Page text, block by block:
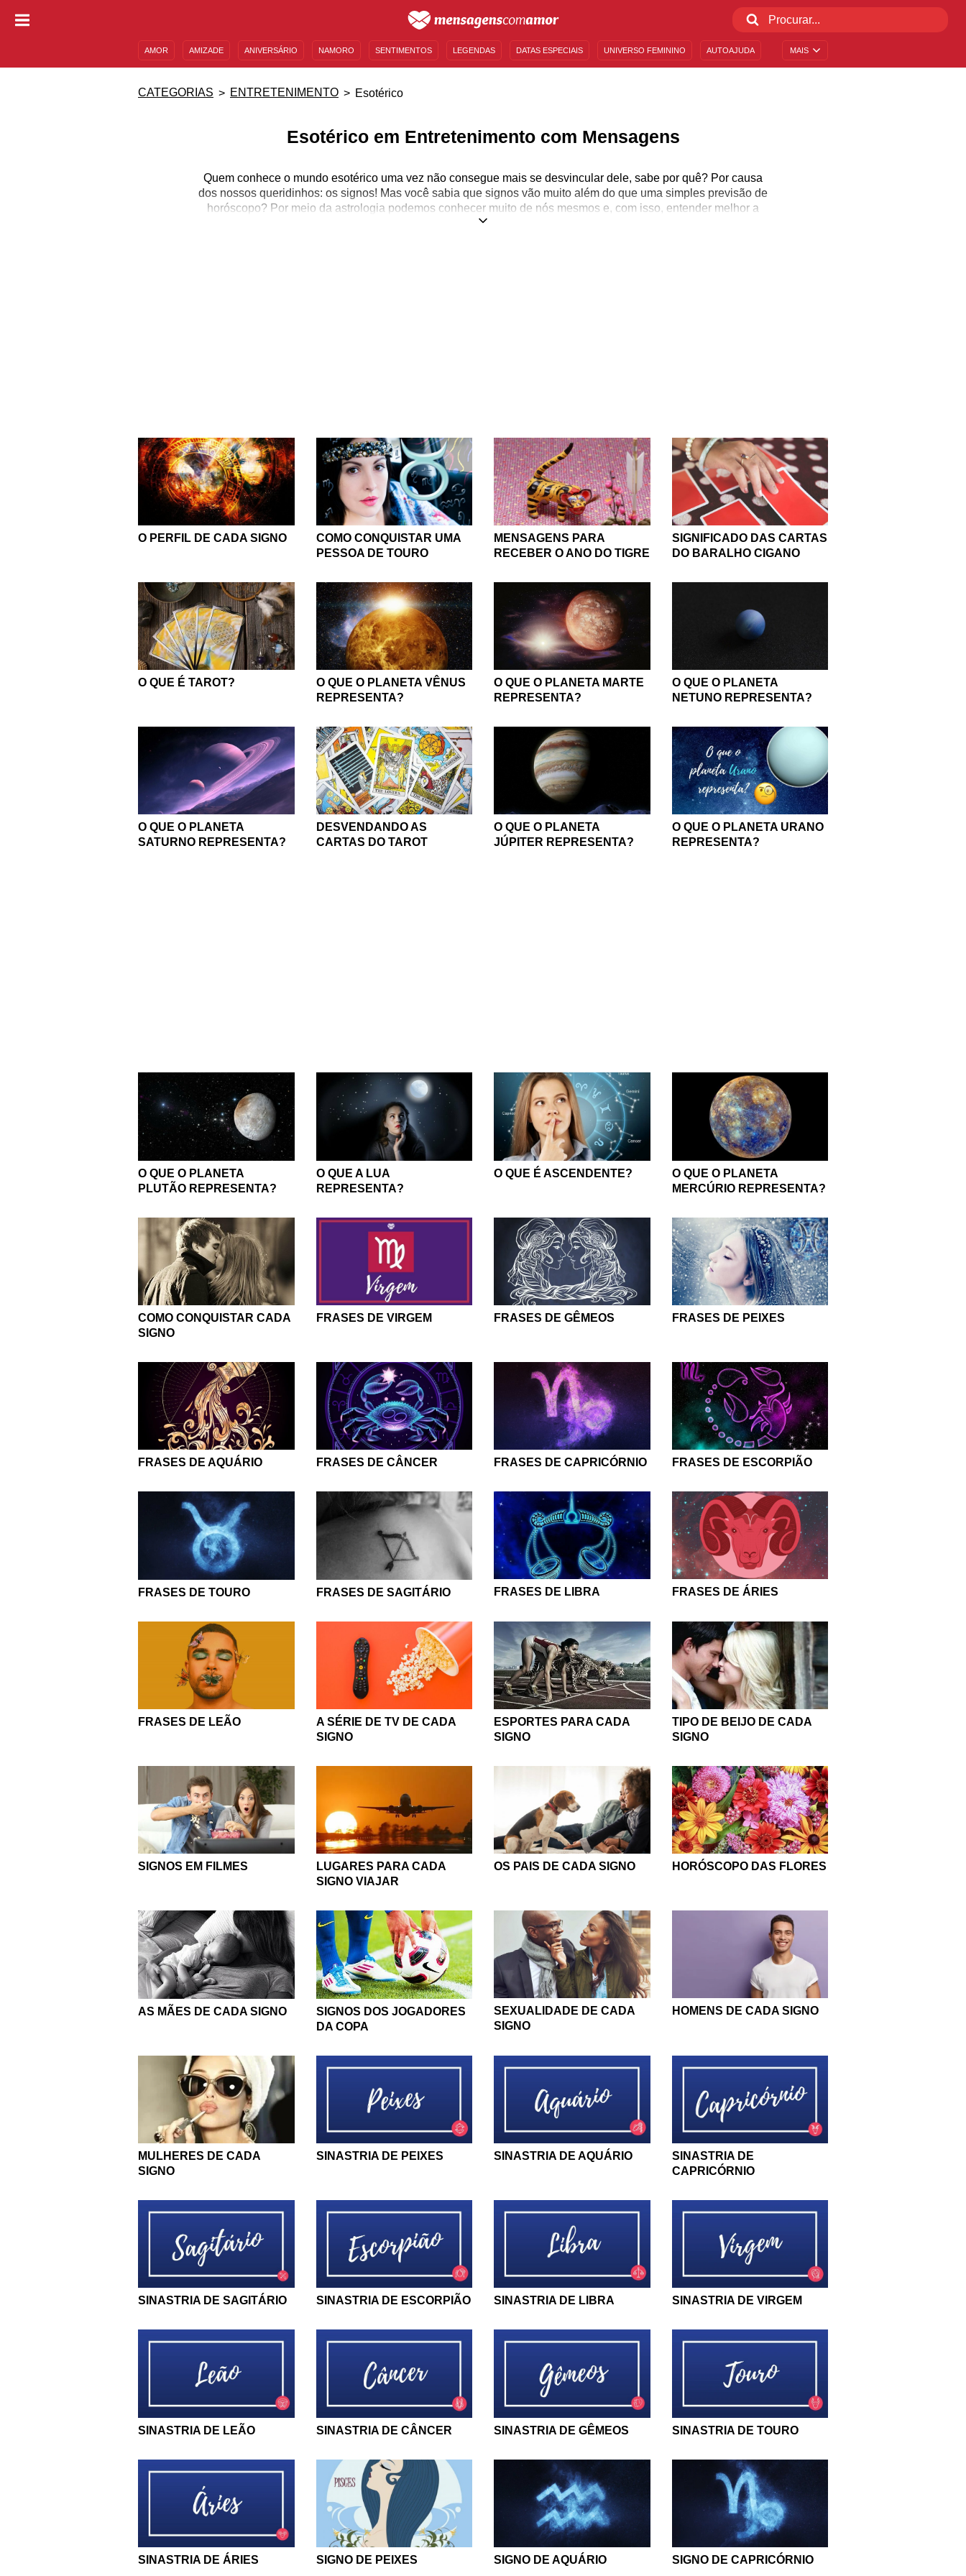
MAIS
AMOR AMIZADE ANIVERSÁRIO NAMORO SENTIMENTOS LEGENDAS DATAS ESPECIAIS UNIVERSO FEMININO AUTOAJUDA
CATEGORIAS ENTRETENIMENTO Esotérico
Esotérico em Entretenimento com Mensagens
Quem conhece o mundo esotérico uma vez não consegue mais se desvincular dele, sabe por quê? Por causa
dos nossos queridinhos: os signos! Mas você sabia que signos vão muito além do que uma simples previsão de
horóscopo? Por meio da astrologia podemos conhecer muito de nós mesmos e, com isso, entender melhor a
nossa vida, tudo o que acontece com a gente, nosso passado, presente e futuro, até mesmo as nossas relações
filmes para cada signo, além de listas e curiosidades para você conhecer o beijo de cada signo, a viagem dos
sonhos, o esporte ideal e até mesmo como são as mães de cada signo.
Aqui, você também poderá conferir o seu Horóscopo das Flores e muito mais. Gostou? Então, divirta-se em
nosso conteúdo esotérico e compartilhe com todo mundo!
O PERFIL DE CADA SIGNO
COMO CONQUISTAR UMA
PESSOA DE TOURO
MENSAGENS PARA
RECEBER O ANO DO TIGRE
SIGNIFICADO DAS CARTAS
DO BARALHO CIGANO
O QUE É TAROT?
O QUE O PLANETA VÊNUS
REPRESENTA?
O QUE O PLANETA MARTE
REPRESENTA?
O QUE O PLANETA
NETUNO REPRESENTA?
O QUE O PLANETA
SATURNO REPRESENTA?
DESVENDANDO AS
CARTAS DO TAROT
O QUE O PLANETA
JÚPITER REPRESENTA?
O QUE O PLANETA URANO
REPRESENTA?
O QUE O PLANETA
PLUTÃO REPRESENTA?
O QUE A LUA
REPRESENTA?
O QUE É ASCENDENTE?
O QUE O PLANETA
MERCÚRIO REPRESENTA?
COMO CONQUISTAR CADA
SIGNO
FRASES DE VIRGEM FRASES DE GÊMEOS FRASES DE PEIXES
FRASES DE AQUÁRIO FRASES DE CÂNCER FRASES DE CAPRICÓRNIO FRASES DE ESCORPIÃO
FRASES DE TOURO FRASES DE SAGITÁRIO FRASES DE LIBRA FRASES DE ÁRIES
FRASES DE LEÃO
A SÉRIE DE TV DE CADA
SIGNO
ESPORTES PARA CADA
SIGNO
TIPO DE BEIJO DE CADA
SIGNO
SIGNOS EM FILMES
LUGARES PARA CADA
SIGNO VIAJAR
OS PAIS DE CADA SIGNO HORÓSCOPO DAS FLORES
AS MÃES DE CADA SIGNO
SIGNOS DOS JOGADORES
DA COPA
SEXUALIDADE DE CADA
SIGNO
HOMENS DE CADA SIGNO
MULHERES DE CADA
SIGNO
SINASTRIA DE PEIXES SINASTRIA DE AQUÁRIO
SINASTRIA DE
CAPRICÓRNIO
SINASTRIA DE SAGITÁRIO SINASTRIA DE ESCORPIÃO SINASTRIA DE LIBRA SINASTRIA DE VIRGEM
SINASTRIA DE LEÃO SINASTRIA DE CÂNCER SINASTRIA DE GÊMEOS SINASTRIA DE TOURO
SINASTRIA DE ÁRIES SIGNO DE PEIXES SIGNO DE AQUÁRIO SIGNO DE CAPRICÓRNIO